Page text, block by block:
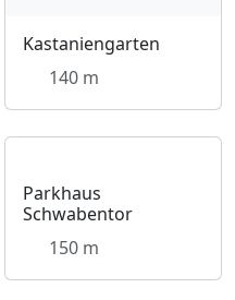
Kastaniengarten
140 m
Parkhaus
Schwabentor
150 m